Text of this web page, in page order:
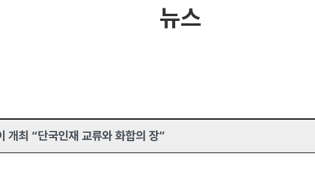
뉴스
개최 “단국인재 교류와 화합의 장”